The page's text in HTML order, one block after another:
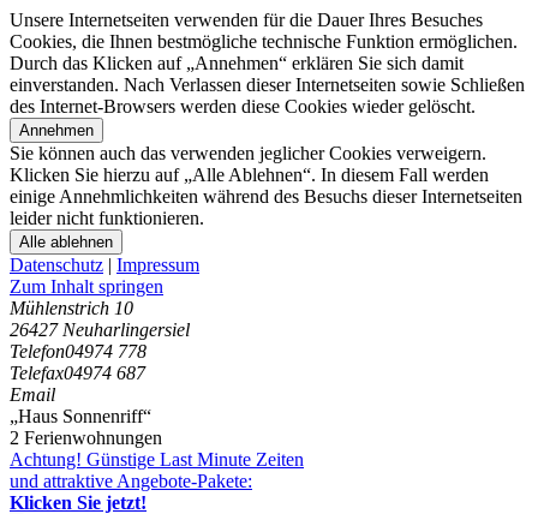
Unsere Internetseiten verwenden für die Dauer Ihres Besuches
Cookies, die Ihnen bestmögliche technische Funktion ermöglichen.
Durch das Klicken auf „Annehmen“ erklären Sie sich damit
einverstanden. Nach Verlassen dieser Internetseiten sowie Schließen
des Internet-Browsers werden diese Cookies wieder gelöscht.
Annehmen
Sie können auch das verwenden jeglicher Cookies verweigern.
Klicken Sie hierzu auf „Alle Ablehnen“. In diesem Fall werden
einige Annehmlichkeiten während des Besuchs dieser Internetseiten
leider nicht funktionieren.
Alle ablehnen
Datenschutz | Impressum
Zum Inhalt springen
Mühlenstrich 10
26427 Neuharlingersiel
Telefon04974 778
Telefax04974 687
Email
„Haus Sonnenriff“
2 Ferienwohnungen
Achtung! Günstige Last Minute Zeiten
und attraktive Angebote-Pakete:
Klicken Sie jetzt!